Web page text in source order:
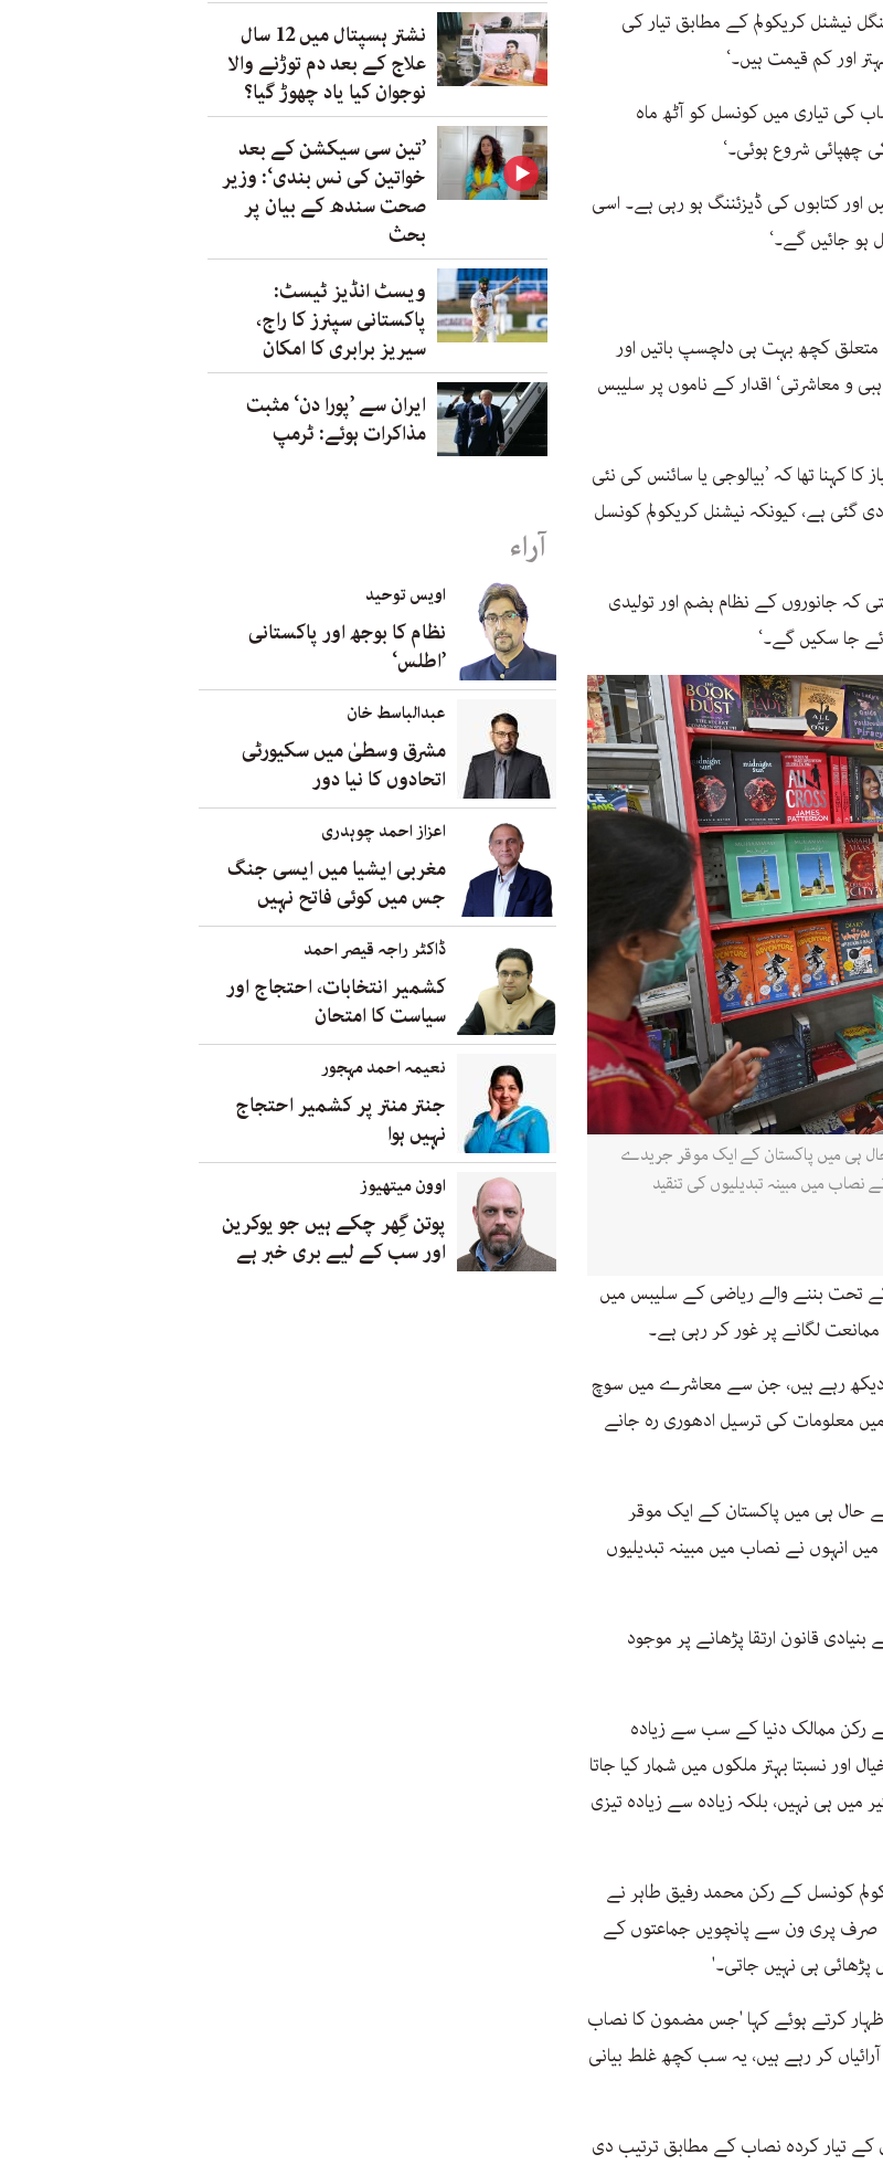
نیشنل کریکولم کے مطابق تیار کی
اور کم قیمت ہیں۔‘
کی تیاری میں کونسل کو آٹھ ماہ
چھپائی شروع ہوئی۔‘
کتابوں کی ڈیزئننگ ہو رہی ہے۔ اسی
جائیں گے۔‘
متعلق کچھ بہت ہی دلچسپ باتیں اور
و معاشرتی‘ اقدار کے ناموں پر سلیبس
کہنا تھا کہ ’بیالوجی یا سائنس کی نئی
گئی ہے، کیونکہ نیشنل کریکولم کونسل
کہ جانوروں کے نظام ہضم اور تولیدی
جا سکیں گے۔‘
حال ہی میں پاکستان کے ایک موقر جریدے
میں مبینہ تبدیلیوں کی تنقید
تحت بننے والے ریاضی کے سلیبس میں
لگانے پر غور کر رہی ہے۔
دیکھ رہے ہیں، جن سے معاشرے میں سوچ
معلومات کی ترسیل ادھوری رہ جانے
نے حال ہی میں پاکستان کے ایک موقر
نے نصاب میں مبینہ تبدیلیوں
قانون ارتقا پڑھانے پر موجود
رکن ممالک دنیا کے سب سے زیادہ
اور نسبتا بہتر ملکوں میں شمار کیا جاتا
ہی نہیں، بلکہ زیادہ سے زیادہ تیزی
کونسل کے رکن محمد رفیق طاہر نے
صرف پری ون سے پانچویں جماعتوں کے
پڑھائی ہی نہیں جاتی۔'
کرتے ہوئے کہا 'جس مضمون کا نصاب
کر رہے ہیں، یہ سب کچھ غلط بیانی
کے تیار کردہ نصاب کے مطابق ترتیب دی
نشتر ہسپتال میں 12 سال
علاج کے بعد دم توڑنے والا
نوجوان کیا یاد چھوڑ گیا؟
’تین سی سیکشن کے بعد
خواتین کی نس بندی‘: وزیر
صحت سندھ کے بیان پر
بحث
ویسٹ انڈیز ٹیسٹ:
پاکستانی سپنرز کا راج،
سیریز برابری کا امکان
ایران سے ’پورا دن‘ مثبت
مذاکرات ہوئے: ٹرمپ
آراء
اویس توحید
نظام کا بوجھ اور پاکستانی
’اطلس‘
عبدالباسط خان
مشرق وسطیٰ میں سکیورٹی
اتحادوں کا نیا دور
اعزاز احمد چوہدری
مغربی ایشیا میں ایسی جنگ
جس میں کوئی فاتح نہیں
ڈاکٹر راجہ قیصر احمد
کشمیر انتخابات، احتجاج اور
سیاست کا امتحان
نعیمہ احمد مہجور
جنتر منتر پر کشمیر احتجاج
نہیں ہوا
اوون میتھیوز
پوتن گِھر چکے ہیں جو یوکرین
اور سب کے لیے بری خبر ہے